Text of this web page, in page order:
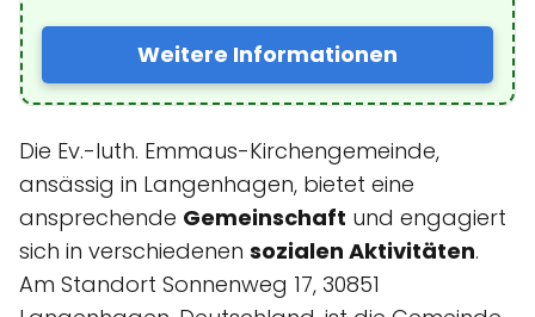
Weitere Informationen
Die Ev.-luth. Emmaus-Kirchengemeinde,
ansässig in Langenhagen, bietet eine
ansprechende Gemeinschaft und engagiert
sich in verschiedenen sozialen Aktivitäten.
Am Standort Sonnenweg 17, 30851